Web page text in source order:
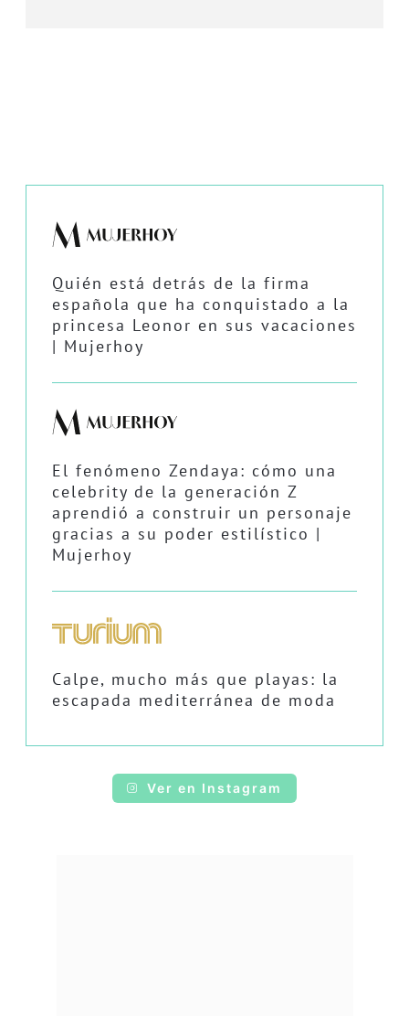
Quién está detrás de la firma
española que ha conquistado a la
princesa Leonor en sus vacaciones
| Mujerhoy
El fenómeno Zendaya: cómo una
celebrity de la generación Z
aprendió a construir un personaje
gracias a su poder estilístico |
Mujerhoy
Calpe, mucho más que playas: la
escapada mediterránea de moda
Ver en Instagram